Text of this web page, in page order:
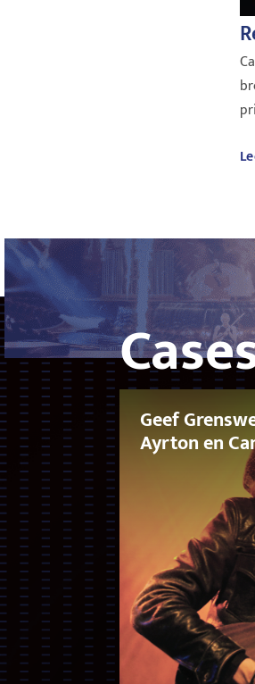
Geef
Ayrton en